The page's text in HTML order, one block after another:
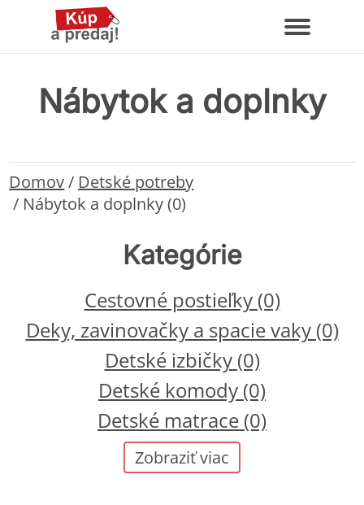
Nábytok a doplnky
Domov/ Detské potreby
/ Nábytok a doplnky (0)
Kategórie
Cestovné postieľky (0)
Deky, zavinovačky a spacie vaky (0)
Detské izbičky (0)
Detské komody (0)
Detské matrace (0)
Zobraziť viac